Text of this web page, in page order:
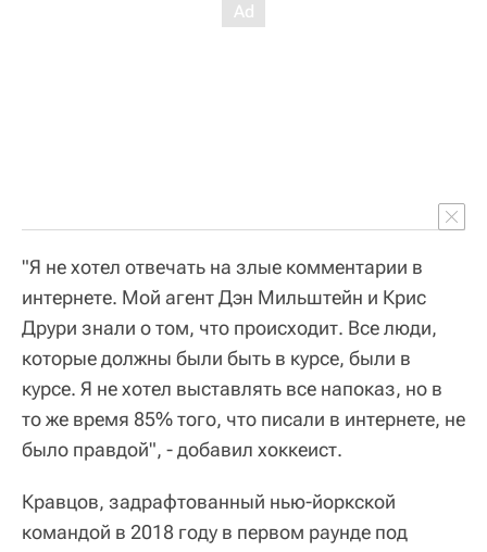
"Я не хотел отвечать на злые комментарии в
интернете. Мой агент Дэн Мильштейн и Крис
Друри знали о том, что происходит. Все люди,
которые должны были быть в курсе, были в
курсе. Я не хотел выставлять все напоказ, но в
то же время 85% того, что писали в интернете, не
было правдой", - добавил хоккеист.
Кравцов, задрафтованный нью-йоркской
командой в 2018 году в первом раунде под